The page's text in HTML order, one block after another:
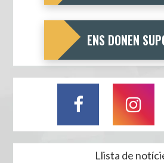
ENS DONEN
Llista de